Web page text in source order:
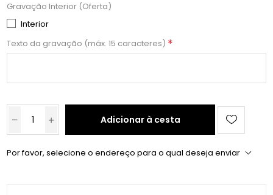
Gravação Interior (Oferta)
Interior
Texto da gravação (máx. 15 caracteres) *
Adicionar à cesta
Por favor, selecione o endereço para o qual deseja enviar